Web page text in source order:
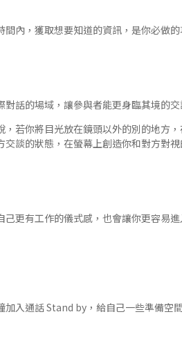
內，獲取想要知道的資訊，是你必做的
話的場域，讓參與者能更身臨其境的交
若你將目光放在鏡頭以外的別的地方
談的狀態，在螢幕上創造你和對方對視
更有工作的儀式感，也會讓你更容易
加入通話 Stand by，給自己一些準備空